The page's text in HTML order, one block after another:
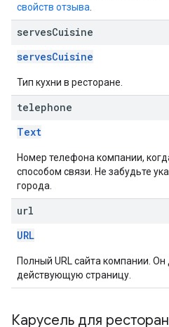
свойств отзыва
servesCuisine
servesCuisine
Тип кухни в ресторане.
telephone
Text
Номер телефона компании,
способом связи. Не забудьте
города.
url
URL
Полный URL сайта компании.
действующую страницу.
Карусель для